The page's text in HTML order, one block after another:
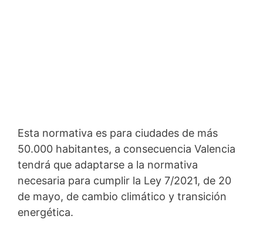
Esta normativa es para ciudades de más
50.000 habitantes, a consecuencia Valencia
tendrá que adaptarse a la normativa
necesaria para cumplir la Ley 7/2021, de 20
de mayo, de cambio climático y transición
energética.